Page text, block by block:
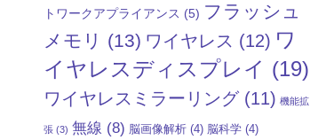
トワークアプライアンス (5) フラッシュ
メモリ (13) ワイヤレス (12) ワ
イヤレスディスプレイ (19)
ワイヤレスミラーリング(11) 機能拡
張 (3) 無線 (8) 脳画像解析 (4) 脳科学 (4)